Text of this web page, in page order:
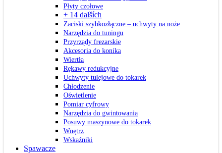
Płyty czołowe
+ 14 dalších
Zaciski szybkozłączne – uchwyty na noże
Narzędzia do tuningu
Przyrządy frezarskie
Akcesoria do konika
Wiertła
Rękawy redukcyjne
Uchwyty tulejowe do tokarek
Chłodzenie
Oświetlenie
Pomiar cyfrowy
Narzędzia do gwintowania
Posuwy maszynowe do tokarek
Wnętrz
Wskaźniki
Spawacze